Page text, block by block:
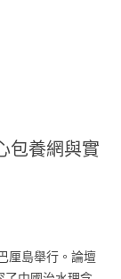
包養網與實
厘島舉行。論壇